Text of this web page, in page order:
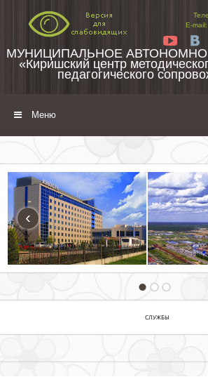
E-
Yt
МУНИЦИПАЛЬНОЕ
«Киришский центр
педагогического
Меню
‹
СЛУЖБЫ